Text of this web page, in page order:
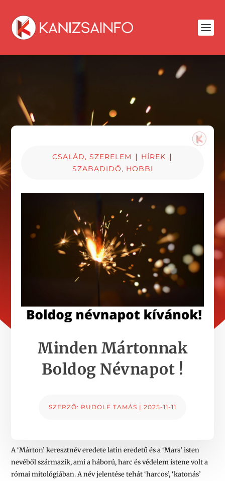
CSALÁD, SZERELEM | HÍREK |
SZABADIDŐ, HOBBI
Minden Mártonnak
Boldog Névnapot !
SZERZŐ: RUDOLF TAMÁS | 2025-11-11
A ‘Márton’ keresztnév eredete latin eredetű és a ‘Mars’ isten
nevéből származik, ami a háború, harc és védelem istene volt a
római mitológiában. A név jelentése tehát ‘harcos’, ‘katonás’